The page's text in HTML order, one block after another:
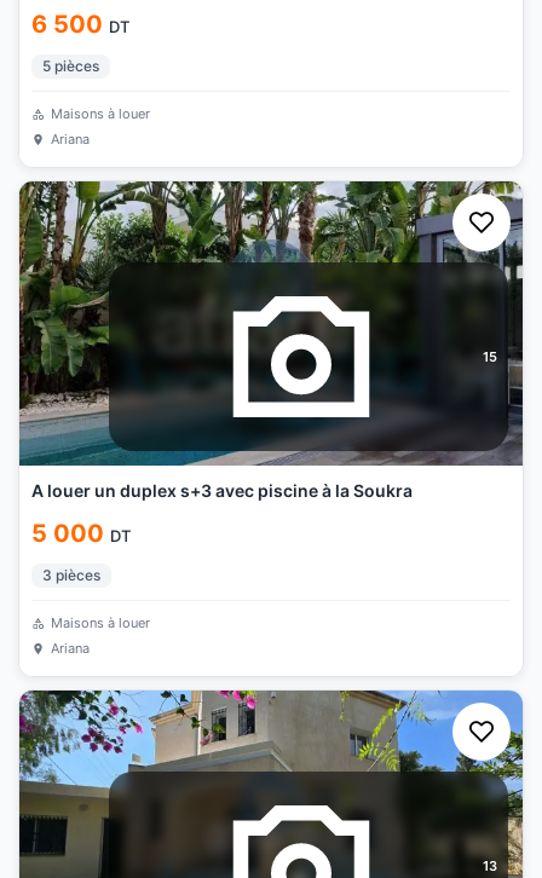
6 500 DT
5 pièces
Maisons à louer
Ariana
15
A louer un duplex s+3 avec piscine à la Soukra
5 000 DT
3 pièces
Maisons à louer
Ariana
13